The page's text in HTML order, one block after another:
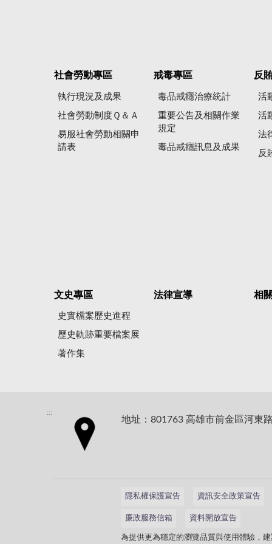
社會勞動專區
執行現況及成果
社會勞動制度Ｑ＆Ａ
易服社會勞動相關申
請表
戒毒專區
毒品戒癮治療統計
重要公告及相關作業
規定
毒品戒癮訊息及成果
反
活
活
法
反
文史專區
史實檔案歷史進程
歷史軌跡重要檔案展
著作集
法律宣導 相
:::
地址：801763 高雄市前金區河東
隱私權保護宣告 資訊安全政策宣告
廉政服務信箱 資料開放宣告
為提供更為穩定的瀏覽品質與使用體驗，